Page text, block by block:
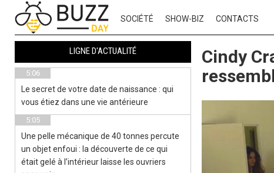
SOCIÉTÉ SHOW-BIZ CONTACTS
Cindy
LIGNE D'ACTUALITÉ
5:06
Le secret de votre date de naissance : qui
vous étiez dans une vie antérieure
5:05
Une pelle mécanique de 40 tonnes percute
un objet enfoui : la découverte de ce qui
était gelé à l’intérieur laisse les ouvriers